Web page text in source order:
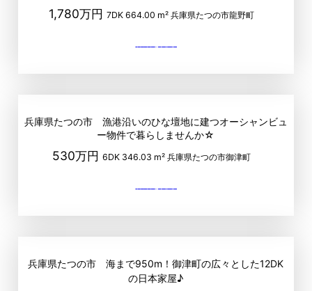
1,780万円7DK 664.00 m² 兵庫県たつの市龍野町
兵庫県たつの市 漁港沿いのひな壇地に建つオーシャンビュ
ー物件で暮らしませんか☆
530万円6DK 346.03 m² 兵庫県たつの市御津町
兵庫県たつの市 海まで950m！御津町の広々とした12DK
の日本家屋♪